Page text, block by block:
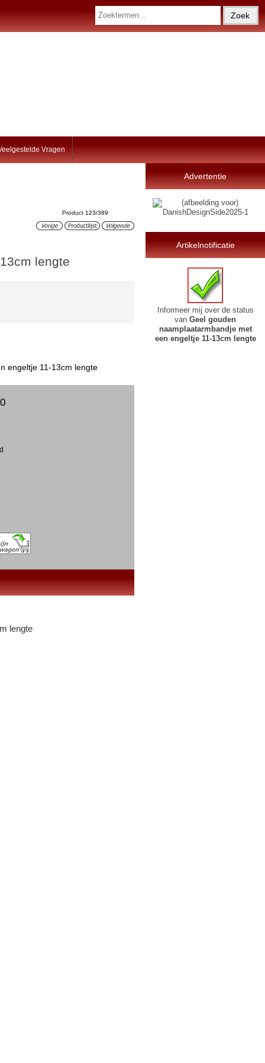
Vragen
Product 123/389
lengte
engeltje 11-13cm lengte
Advertentie
Artikelnotificatie
Informeer mij over de status
vanGeel gouden
naamplaatarmbandje met
een engeltje 11-13cm lengte